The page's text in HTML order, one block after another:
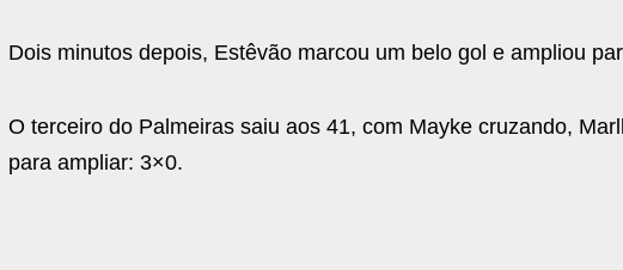
Dois minutos depois, Estêvão marcou um belo gol e ampliou
O terceiro do Palmeiras saiu aos 41, com Mayke cruzando,
para ampliar: 3×0.